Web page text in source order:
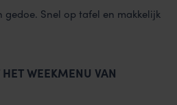
gedoe. Snel op tafel en makkelijk
WEEKMENU VAN